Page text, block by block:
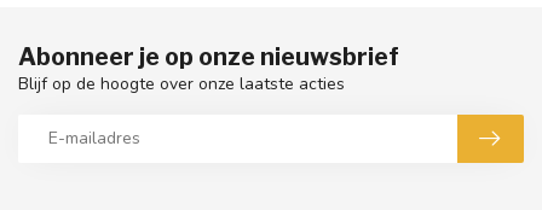
Abonneer je op onze nieuwsbrief
Blijf op de hoogte over onze laatste acties